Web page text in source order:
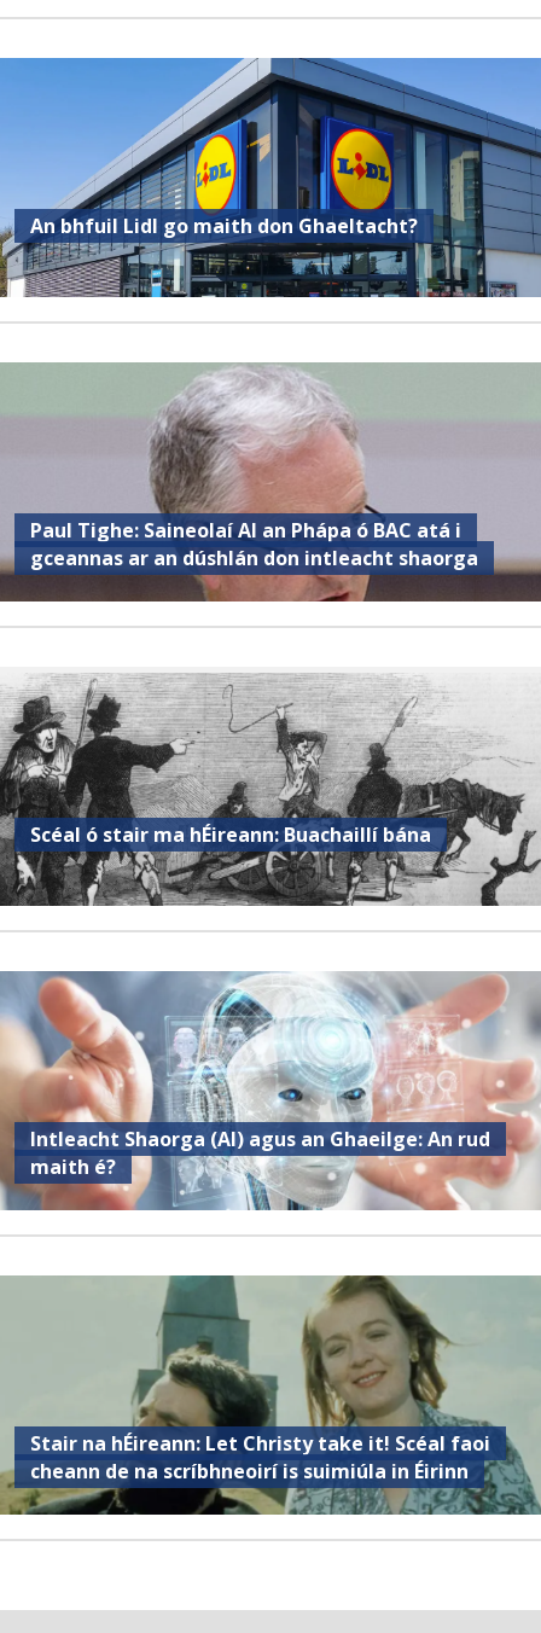
An bhfuil Lidl go maith don Ghaeltacht?
Paul Tighe: Saineolaí AI an Phápa ó BAC atá i
gceannas ar an dúshlán don intleacht shaorga
Scéal ó stair ma hÉireann: Buachaillí bána
Intleacht Shaorga (AI) agus an Ghaeilge: An rud
maith é?
Stair na hÉireann: Let Christy take it! Scéal faoi
cheann de na scríbhneoirí is suimiúla in Éirinn